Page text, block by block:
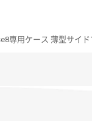
専用ケース 薄型サイ